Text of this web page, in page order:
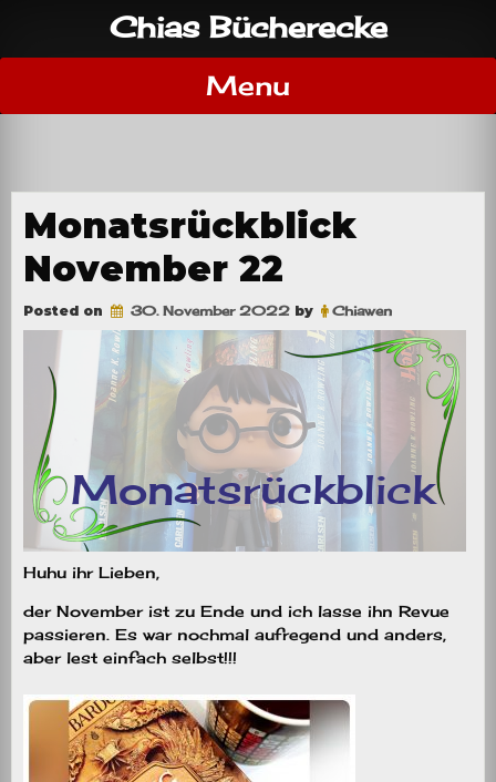
content
Chias Bücherecke
Menu
Monatsrückblick
November 22
Posted on 30. November 2022 by Chiawen
Huhu ihr Lieben,
der November ist zu Ende und ich lasse ihn Revue
passieren. Es war nochmal aufregend und anders,
aber lest einfach selbst!!!